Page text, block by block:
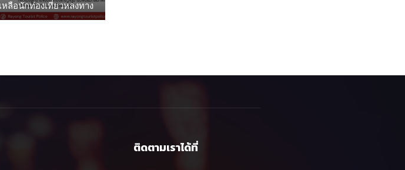
หลือนักท่องเที่ยวหลงทาง
ติดตามเราได้ที่